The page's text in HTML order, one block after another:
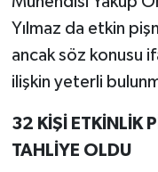
Yılmaz da etkin
ancak söz konusu
ilişkin yeterli
32 KİŞİ ETKİNLİK
TAHLİYE OLDU